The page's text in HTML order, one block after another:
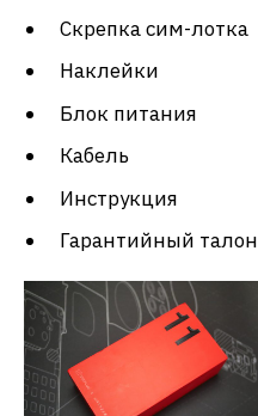
Скрепка сим-лотка
Наклейки
Блок питания
Кабель
Инструкция
Гарантийный талон